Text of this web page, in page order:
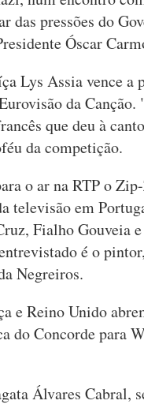
das pressões do
Óscar
Lys Assia vence a
da
que deu à
da competição.
o ar na RTP o
televisão em
Fialho Gouveia
é o
Negreiros.
e Reino Unido
do Concorde para
Álvares Cabral,